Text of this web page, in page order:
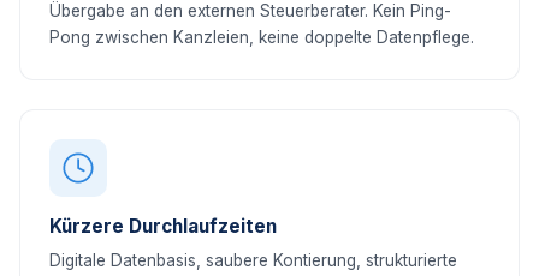
Übergabe an den externen Steuerberater. Kein Ping-
Pong zwischen Kanzleien, keine doppelte Datenpflege.
Kürzere Durchlaufzeiten
Digitale Datenbasis, saubere Kontierung, strukturierte